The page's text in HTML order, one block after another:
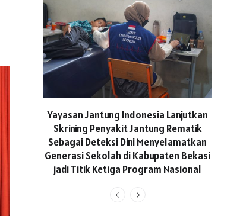
Yayasan Jantung Indonesia Lanjutkan
Skrining Penyakit Jantung Rematik
Sebagai Deteksi Dini Menyelamatkan
Generasi Sekolah di Kabupaten Bekasi
jadi Titik Ketiga Program Nasional